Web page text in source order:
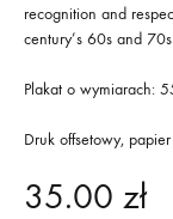
recognition and
century’s 60s and
Plakat o wymiarach:
Druk offsetowy,
35.00 zł